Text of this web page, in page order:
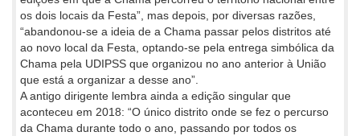
os dois locais da Festa”, mas depois, por diversas razões,
“abandonou-se a ideia de a Chama passar pelos distritos até
ao novo local da Festa, optando-se pela entrega simbólica da
Chama pela UDIPSS que organizou no ano anterior à União
que está a organizar a desse ano”.
A antigo dirigente lembra ainda a edição singular que
aconteceu em 2018: “O único distrito onde se fez o percurso
da Chama durante todo o ano, passando por todos os